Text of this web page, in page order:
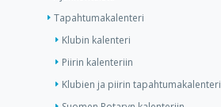
Tapahtumakalenteri
Klubin kalenteri
Piirin kalenteriin
Klubien ja piirin tapahtumakalenteri